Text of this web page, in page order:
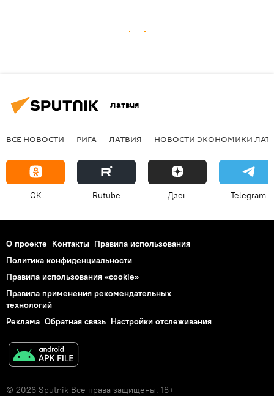
Латвия
ВСЕ НОВОСТИ РИГА ЛАТВИЯ НОВОСТИ ЭКОНОМИКИ
OK Rutube Дзен Telegram
О проекте Контакты Правила использования
Политика конфиденциальности
Правила использования «cookie»
Правила применения рекомендательных
технологий
Реклама Обратная связь Настройки отслеживания
© 2026 Sputnik Все права защищены. 18+